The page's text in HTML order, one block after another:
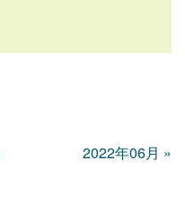
2022年06月 »